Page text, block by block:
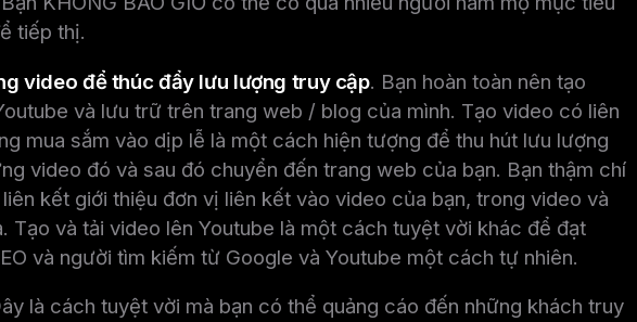
tiếp thị.
video để thúc đẩy lưu lượng truy cập. Bạn hoàn toàn nên tạo
và lưu trữ trên trang web / blog của mình. Tạo video có liên
mua sắm vào dịp lễ là một cách hiện tượng để thu hút lưu lượng
video đó và sau đó chuyển đến trang web của bạn. Bạn thậm chí
kết giới thiệu đơn vị liên kết vào video của bạn, trong video và
Tạo và tải video lên Youtube là một cách tuyệt vời khác để đạt
và người tìm kiếm từ Google và Youtube một cách tự nhiên.
là cách tuyệt vời mà bạn có thể quảng cáo đến những khách truy